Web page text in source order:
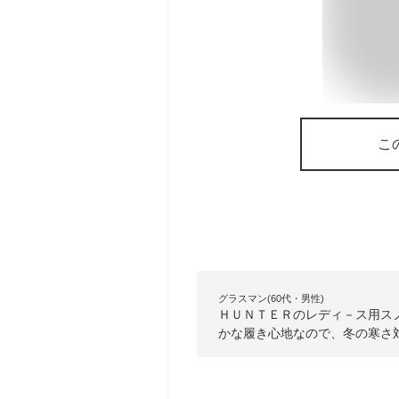
こ
グラスマン(60代・男性)
ＨＵＮＴＥＲのレディ－ス用
かな履き心地なので、冬の寒